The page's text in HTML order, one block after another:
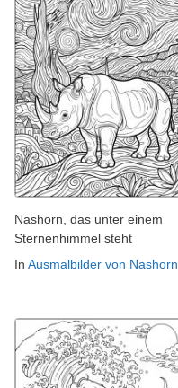
Nashorn, das unter einem
Sternenhimmel steht
In Ausmalbilder von Nashorn